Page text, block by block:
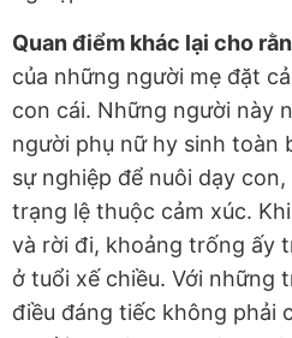
Quan điểm khác lại cho
của những người mẹ đặt
con cái. Những người này
người phụ nữ hy sinh toàn
sự nghiệp để nuôi dạy
trạng lệ thuộc cảm xúc.
và rời đi, khoảng trống ấy
ở tuổi xế chiều. Với những
điều đáng tiếc không phải